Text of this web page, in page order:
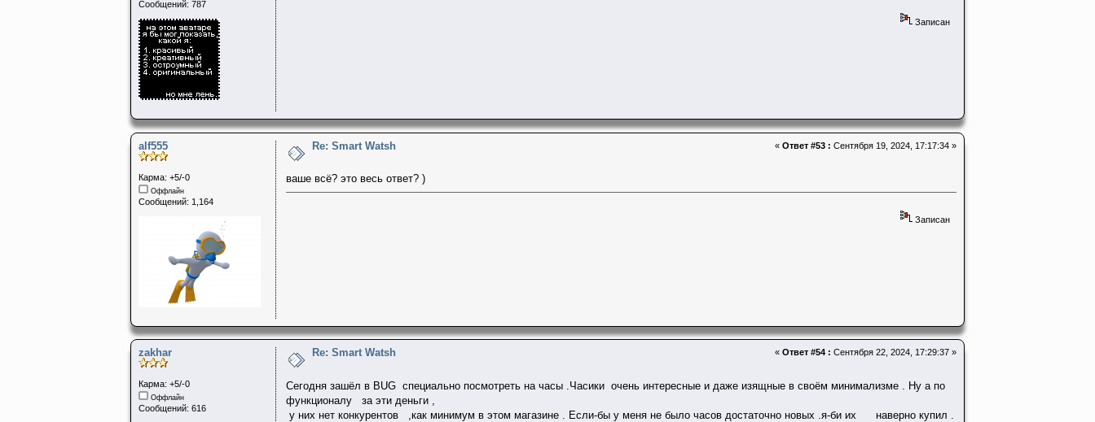
Сообщений: 787
Записан
alf555
Карма: +5/-0
Оффлайн
Сообщений: 1,164
Re: Smart Watsh « Ответ #53 : Сентября 19, 2024, 17:17:34 »
ваше всё? это весь ответ? )
Записан
zakhar
Карма: +5/-0
Оффлайн
Сообщений: 616
Re: Smart Watsh « Ответ #54 : Сентября 22, 2024, 17:29:37 »
Сегодня зашёл в BUG специально посмотреть на часы .Часики очень интересные и даже изящные в своём минимализме . Ну а по
функционалу за эти деньги ,
у них нет конкурентов ,как минимум в этом магазине . Если-бы у меня не было часов достаточно новых .я-би их наверно купил .